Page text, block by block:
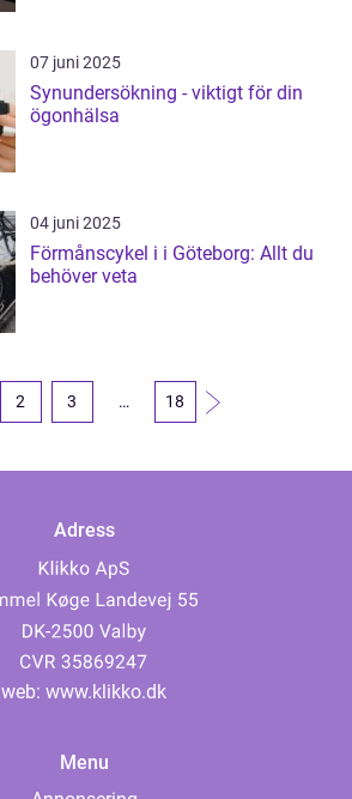
07 juni 2025
Synundersökning - viktigt för din
ögonhälsa
04 juni 2025
Förmånscykel i i Göteborg: Allt du
behöver veta
2 3 … 18
Adress
web: www.klikko.dk
Menu